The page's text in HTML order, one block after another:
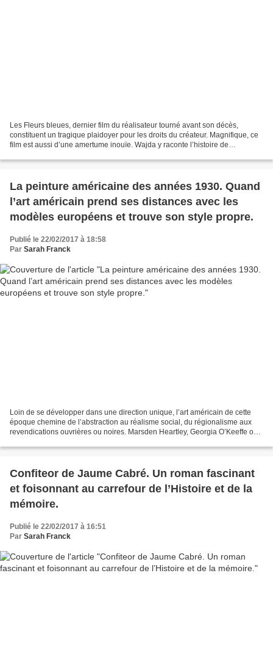
Les Fleurs bleues, dernier film du réalisateur tourné avant son décès,
constituent un tragique plaidoyer pour les droits du créateur. Magnifique, ce
film est aussi d’une amertume inouïe. Wajda y raconte l’histoire de
La peinture américaine des années 1930. Quand
l’art américain prend ses distances avec les
modèles européens et trouve son style propre.
Publié le 22/02/2017 à 18:58
Par Sarah Franck
Loin de se développer dans une direction unique, l’art américain de cette
époque chemine de l’abstraction au réalisme social, du régionalisme aux
revendications ouvrières ou noires. Marsden Heartley, Georgia O’Keeffe ou
Confiteor de Jaume Cabré. Un roman fascinant
et foisonnant au carrefour de l’Histoire et de la
mémoire.
Publié le 22/02/2017 à 16:51
Par Sarah Franck